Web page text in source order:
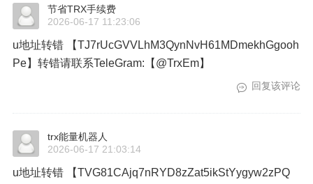
节省TRX手续费
2026-06-17 11:23:06
u地址转错 【TJ7rUcGVVLhM3QynNvH61MDmekhGgooh
Pe】转错请联系TeleGram:【@TrxEm】
回复该评论
trx能量机器人
2026-06-17 21:03:14
u地址转错 【TVG81CAjq7nRYD8zZat5ikStYygyw2zPQ